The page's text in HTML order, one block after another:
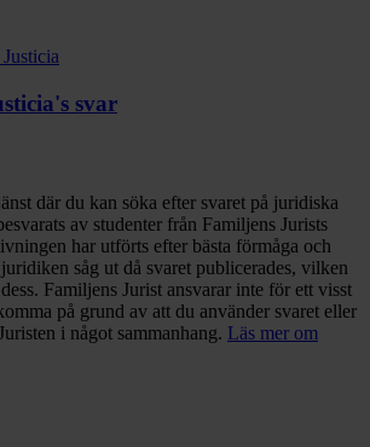
svar
där du kan söka efter svaret på juridiska
av studenter från Familjens Jurists
har utförts efter bästa förmåga och
såg ut då svaret publicerades, vilken
Familjens Jurist ansvarar inte för ett visst
på grund av att du använder svaret eller
i något sammanhang. Läs mer om